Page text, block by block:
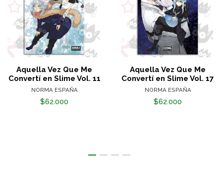
Aquella Vez Que Me
Convertí en Slime Vol. 11
NORMA ESPAÑA
$62.000
Aquella Vez Que Me
Convertí en Slime Vol. 17
NORMA ESPAÑA
$62.000